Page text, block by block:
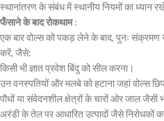
स्थानांतरण के संबंध में स्थानीय नियमों का ध्यान
फँसाने के बाद रोकथाम:
एक बार वोल्स को पकड़ लेने के बाद, पुनः संक्रमण
करें, जैसे:
किसी भी ज्ञात प्रवेश बिंदु को सील करना।
उन वनस्पतियों और मलबे को हटाना जहां वोल्स
पौधों या संवेदनशील क्षेत्रों के चारों ओर जाल जैसी
अरंडी के तेल पर आधारित उत्पादों जैसे निरोधकों